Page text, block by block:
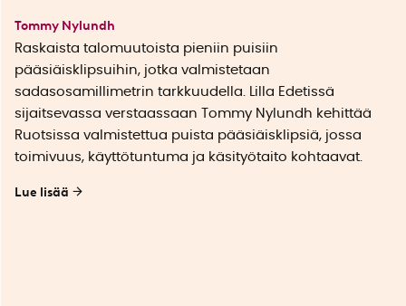
Tommy Nylundh
Raskaista talomuutoista pieniin puisiin
pääsiäisklipsuihin, jotka valmistetaan
sadasosamillimetrin tarkkuudella. Lilla Edetissä
sijaitsevassa verstaassaan Tommy Nylundh kehittää
Ruotsissa valmistettua puista pääsiäisklipsiä, jossa
toimivuus, käyttötuntuma ja käsityötaito kohtaavat.
Lue lisää